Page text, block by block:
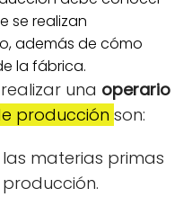
se realizan
además de cómo
la fábrica.
una operario
producción son:
materias primas